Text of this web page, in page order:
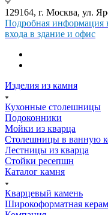
129164, г. Москва, ул.
Подробная информация
входа в здание и офис
Изделия из камня
Кухонные столешницы
Подоконники
Мойки из кварца
Столешницы в ванную
Лестницы из кварца
Стойки ресепшн
Каталог камня
Кварцевый камень
Широкоформатная